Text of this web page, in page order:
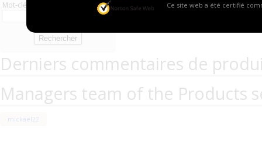
Ce site web a été certifié
Mot-clé
Derniers commentaires de
Managers team of the Products
mickael22